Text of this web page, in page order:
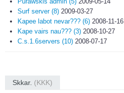
Surf server (8) 2009-03-27
Kapee labot nevar??? (6) 2008-11-16
Kape vairs nau??? (3) 2008-10-27
C.s.1.6servers (10) 2008-07-17
Skkar. (KKK)